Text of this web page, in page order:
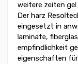
weitere zeiten
Der harz
eingesetzt in
laminate,
empfindlichkeit
eigenschaften